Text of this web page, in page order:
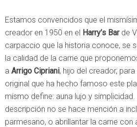
Estamos convencidos que el
creador en 1950 en el Harry’s Barde
carpaccio que la historia conoce, se
la calidad de la carne que
a Arrigo Cipriani, hijo del creador,
original que ha hecho famoso este
mismo define: auna lujo y
descripción no se hace mención a
parmesano, o abrillantar la carne con